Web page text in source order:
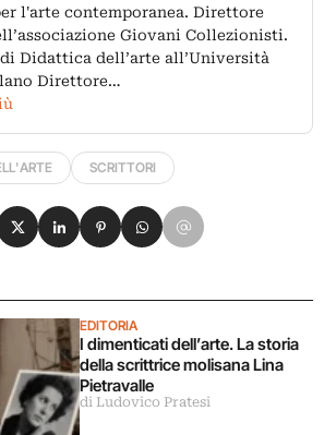
l'arte contemporanea. Direttore
Giovani Collezionisti.
Didattica dell’arte all’Università
Direttore…
SCRITTORI
EDITORIA
I dimenticati dell’arte. La storia
della scrittrice molisana Lina
Pietravalle
di Ludovico Pratesi
su Facebook
su X
Condividi su LinkedIn
Condividi su Pinterest
Condividi su WhatsApp
Condividi su Email